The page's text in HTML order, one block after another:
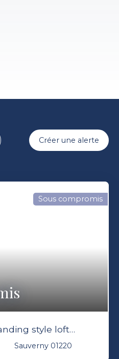
Créer une alerte
Sous compromis
style loft
habitable cave à vin
Sauverny 01220